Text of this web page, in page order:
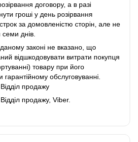
договору, а в разі
гроші у день розірвання
за домовленістю сторін, але не
семи днів.
законі не вказано, що
відшкодовувати витрати покупця
товару при його
гарантійному обслуговуванні.
продажу
продажу, Viber.